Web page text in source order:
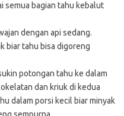
semua bagian tahu kebalut
dengan api sedang.
biar tahu bisa digoreng
potongan tahu ke dalam
dan kriuk di kedua
dalam porsi kecil biar minyak